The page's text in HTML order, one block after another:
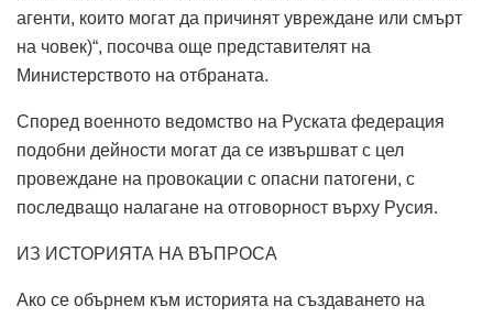
агенти, които могат да причинят увреждане или смърт
на човек)“, посочва още представителят на
Министерството на отбраната.
Според военното ведомство на Руската федерация
подобни дейности могат да се извършват с цел
провеждане на провокации с опасни патогени, с
последващо налагане на отговорност върху Русия.
ИЗ ИСТОРИЯТА НА ВЪПРОСА
Ако се обърнем към историята на създаването на